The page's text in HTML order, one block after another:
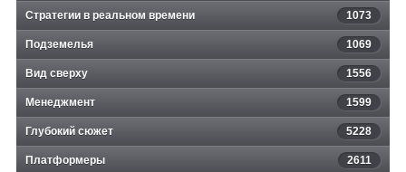
Стратегии в реальном времени 1073
Подземелья 1069
Вид сверху 1556
Менеджмент 1599
Глубокий сюжет 5228
Платформеры 2611